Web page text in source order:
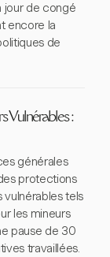
jour de congé
encore la
de
Vulnérables :
générales
protections
tels
les mineurs
pause de 30
travaillées.